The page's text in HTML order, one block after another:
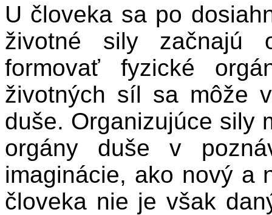
U človeka sa po
životné sily začnajú
formovať fyzické
životných síl sa môže
duše. Organizujúce sily
orgány duše v
imaginácie, ako nový a
človeka nie je však